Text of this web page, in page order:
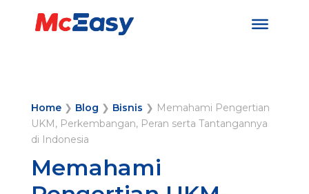
Home❯ Blog ❯ Bisnis ❯ Memahami Pengertian
UKM, Perkembangan, Peran serta Tantangannya
di Indonesia
Memahami